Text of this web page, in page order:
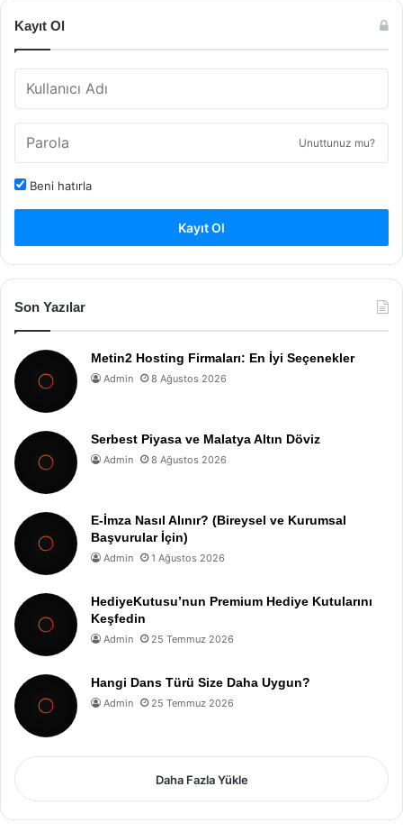
Kayıt Ol
Unuttunuz mu?
Beni hatırla
Kayıt Ol
Son Yazılar
Metin2 Hosting Firmaları: En İyi Seçenekler
Admin 8 Ağustos 2026
Serbest Piyasa ve Malatya Altın Döviz
Admin 8 Ağustos 2026
E-İmza Nasıl Alınır? (Bireysel ve Kurumsal
Başvurular İçin)
Admin 1 Ağustos 2026
HediyeKutusu’nun Premium Hediye Kutularını
Keşfedin
Admin 25 Temmuz 2026
Hangi Dans Türü Size Daha Uygun?
Admin 25 Temmuz 2026
Daha Fazla Yükle